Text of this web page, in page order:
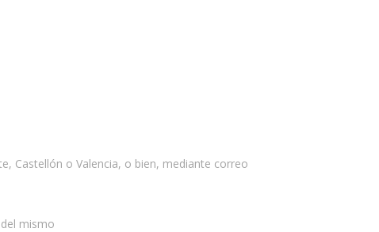
Castellón o Valencia, o bien, mediante correo
mismo